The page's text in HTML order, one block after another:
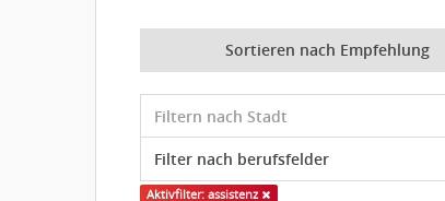
Sortieren nach Empfehlung
Aktivfilter: assistenz